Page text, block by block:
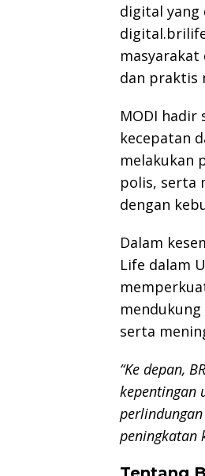
digital yang
dan praktis
MODI hadir
kecepatan
melakukan
polis, serta
dengan
Dalam
Life dalam
serta
“Ke depan,
kepentingan
peningkatan